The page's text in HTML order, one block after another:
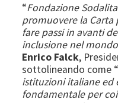
“Fondazione
promuovere la
fare passi in avanti
inclusione nel
Enrico Falck,
sottolineando come “
istituzioni italiane ed
fondamentale per